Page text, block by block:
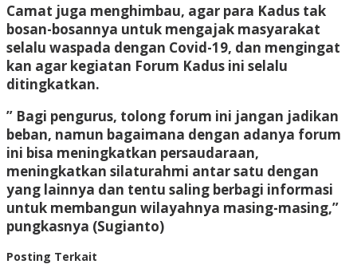
Camat juga menghimbau, agar para Kadus tak
bosan-bosannya untuk mengajak masyarakat
selalu waspada dengan Covid-19, dan mengingat
kan agar kegiatan Forum Kadus ini selalu
ditingkatkan.
” Bagi pengurus, tolong forum ini jangan jadikan
beban, namun bagaimana dengan adanya forum
ini bisa meningkatkan persaudaraan,
meningkatkan silaturahmi antar satu dengan
yang lainnya dan tentu saling berbagi informasi
untuk membangun wilayahnya masing-masing,”
pungkasnya (Sugianto)
Posting Terkait